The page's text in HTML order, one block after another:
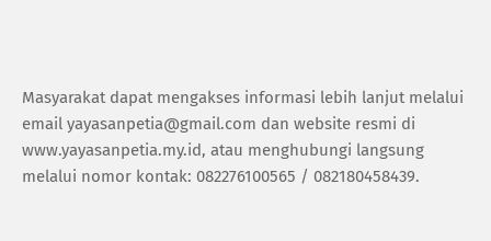
Masyarakat dapat mengakses informasi lebih lanjut melalui
email yayasanpetia@gmail.com dan website resmi di
www.yayasanpetia.my.id, atau menghubungi langsung
melalui nomor kontak: 082276100565 / 082180458439.